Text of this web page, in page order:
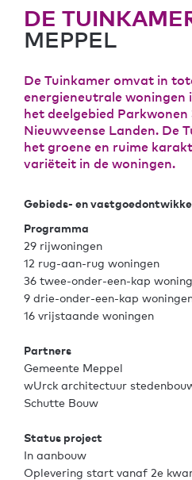
DE
MEPPEL
De Tuinkamer omvat in
energieneutrale woningen
het deelgebied
Nieuwveense Landen. De
het groene en ruime
variëteit in de woningen.
Gebieds- en
Programma
29 rijwoningen
12 rug-aan-rug woningen
36 twee-onder-een-kap
9 drie-onder-een-kap
16 vrijstaande woningen
Partners
Gemeente Meppel
wUrck architectuur
Schutte Bouw
Status project
In aanbouw
Oplevering start vanaf 2e